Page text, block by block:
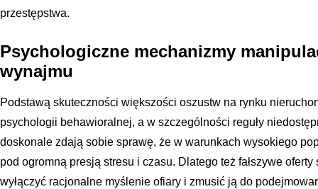
przestępstwa.
Psychologiczne mechanizmy
wynajmu
Podstawą skuteczności większości oszustw na rynku
psychologii behawioralnej, a w szczególności reguły
doskonale zdają sobie sprawę, że w warunkach wysokiego
pod ogromną presją stresu i czasu. Dlatego też fałszywe
wyłączyć racjonalne myślenie ofiary i zmusić ją do